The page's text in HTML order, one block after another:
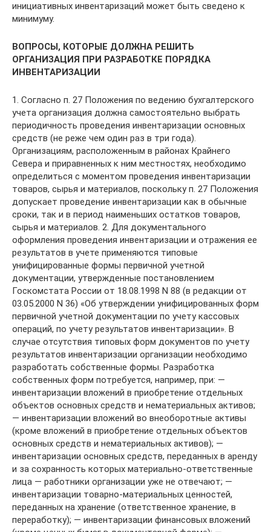
инициативных инвентаризаций может быть сведено к
минимуму.
ВОПРОСЫ, КОТОРЫЕ ДОЛЖНА РЕШИТЬ
ОРГАНИЗАЦИЯ ПРИ РАЗРАБОТКЕ ПОРЯДКА
ИНВЕНТАРИЗАЦИИ
1. Согласно п. 27 Положения по ведению бухгалтерского
учета организация должна самостоятельно выбрать
периодичность проведения инвентаризации основных
средств (не реже чем один раз в три года).
Организациям, расположенным в районах Крайнего
Севера и приравненных к ним местностях, необходимо
определиться с моментом проведения инвентаризации
товаров, сырья и материалов, поскольку п. 27 Положения
допускает проведение инвентаризации как в обычные
сроки, так и в период наименьших остатков товаров,
сырья и материалов. 2. Для документального
оформления проведения инвентаризации и отражения ее
результатов в учете применяются типовые
унифицированные формы первичной учетной
документации, утвержденные постановлением
Госкомстата России от 18.08.1998 N 88 (в редакции от
03.05.2000 N 36) «Об утверждении унифицированных форм
первичной учетной документации по учету кассовых
операций, по учету результатов инвентаризации». В
случае отсутствия типовых форм документов по учету
результатов инвентаризации организации необходимо
разработать собственные формы. Разработка
собственных форм потребуется, например, при: —
инвентаризации вложений в приобретение отдельных
объектов основных средств и нематериальных активов;
— инвентаризации вложений во внеоборотные активы
(кроме вложений в приобретение отдельных объектов
основных средств и нематериальных активов); —
инвентаризации основных средств, переданных в аренду
и за сохранность которых материально-ответственные
лица — работники организации уже не отвечают; —
инвентаризации товарно-материальных ценностей,
переданных на хранение (ответственное хранение, в
переработку); — инвентаризации финансовых вложений